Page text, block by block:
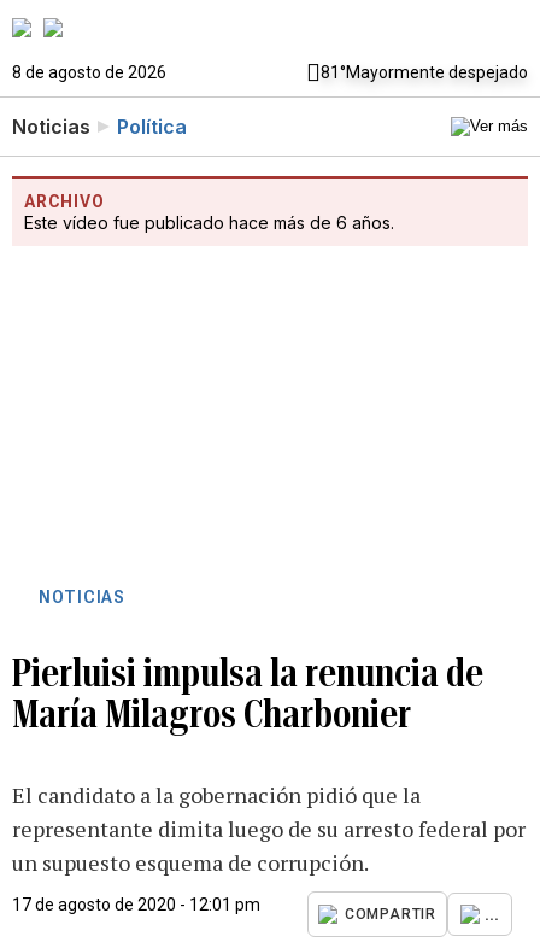
8 de agosto de 2026 81°Mayormente despejado
Noticias Política
ARCHIVO
Este vídeo fue publicado hace más de 6 años.
NOTICIAS
Pierluisi impulsa la renuncia de
María Milagros Charbonier
El candidato a la gobernación pidió que la
representante dimita luego de su arresto federal por
un supuesto esquema de corrupción.
17 de agosto de 2020 - 12:01 pm
COMPARTIR ...